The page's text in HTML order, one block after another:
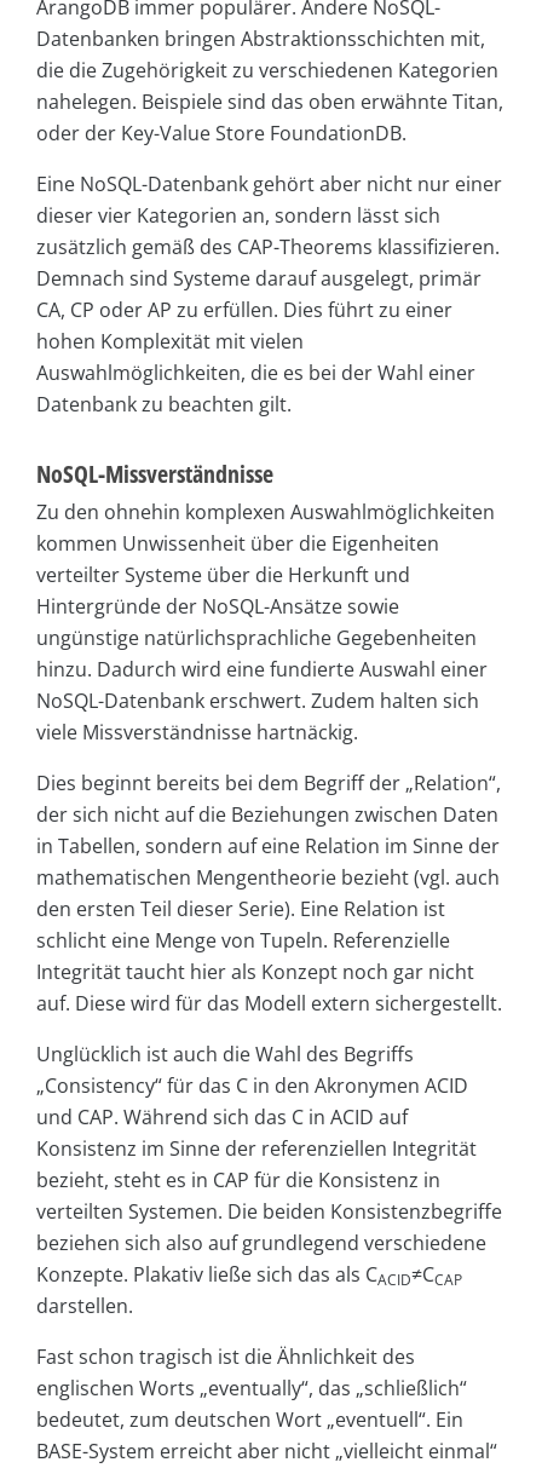
ArangoDB immer populärer. Andere NoSQL-
Datenbanken bringen Abstraktionsschichten mit,
die die Zugehörigkeit zu verschiedenen Kategorien
nahelegen. Beispiele sind das oben erwähnte Titan,
oder der Key-Value Store FoundationDB.
Eine NoSQL-Datenbank gehört aber nicht nur einer
dieser vier Kategorien an, sondern lässt sich
zusätzlich gemäß des CAP-Theorems klassifizieren.
Demnach sind Systeme darauf ausgelegt, primär
CA, CP oder AP zu erfüllen. Dies führt zu einer
hohen Komplexität mit vielen
Auswahlmöglichkeiten, die es bei der Wahl einer
Datenbank zu beachten gilt.
NoSQL-Missverständnisse
Zu den ohnehin komplexen Auswahlmöglichkeiten
kommen Unwissenheit über die Eigenheiten
verteilter Systeme über die Herkunft und
Hintergründe der NoSQL-Ansätze sowie
ungünstige natürlichsprachliche Gegebenheiten
hinzu. Dadurch wird eine fundierte Auswahl einer
NoSQL-Datenbank erschwert. Zudem halten sich
viele Missverständnisse hartnäckig.
Dies beginnt bereits bei dem Begriff der „Relation“,
der sich nicht auf die Beziehungen zwischen Daten
in Tabellen, sondern auf eine Relation im Sinne der
mathematischen Mengentheorie bezieht (vgl. auch
den ersten Teil dieser Serie). Eine Relation ist
schlicht eine Menge von Tupeln. Referenzielle
Integrität taucht hier als Konzept noch gar nicht
auf. Diese wird für das Modell extern sichergestellt.
Unglücklich ist auch die Wahl des Begriffs
„Consistency“ für das C in den Akronymen ACID
und CAP. Während sich das C in ACID auf
Konsistenz im Sinne der referenziellen Integrität
bezieht, steht es in CAP für die Konsistenz in
verteilten Systemen. Die beiden Konsistenzbegriffe
beziehen sich also auf grundlegend verschiedene
Konzepte. Plakativ ließe sich das als CACID≠CCAP
darstellen.
Fast schon tragisch ist die Ähnlichkeit des
englischen Worts „eventually“, das „schließlich“
bedeutet, zum deutschen Wort „eventuell“. Ein
BASE-System erreicht aber nicht „vielleicht einmal“